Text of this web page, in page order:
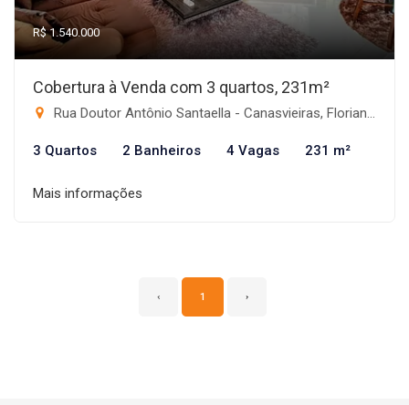
R$ 1.540.000
Cobertura à Venda com 3 quartos, 231m²
Rua Doutor Antônio Santaella - Canasvieiras, Florianópolis-SC
3 Quartos 2 Banheiros 4 Vagas 231 m²
Mais informações
‹ 1 ›